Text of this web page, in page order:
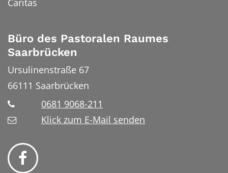
Caritas
Büro des Pastoralen Raumes
Saarbrücken
Ursulinenstraße 67
66111 Saarbrücken
0681 9068-211
Klick zum E-Mail senden